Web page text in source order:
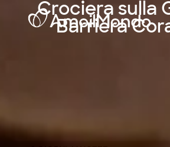
Crociera sulla
Barriera